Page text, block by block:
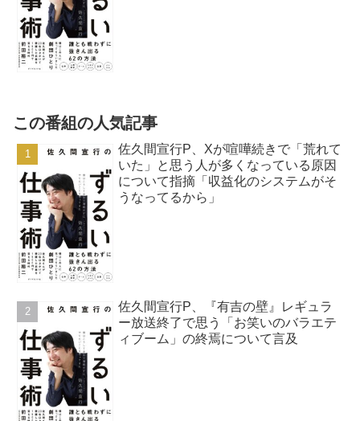
この番組の人気記事
佐久間宣行P、Xが喧嘩続きで「荒れて
いた」と思う人が多くなっている原因
について指摘「収益化のシステムがそ
うなってるから」
佐久間宣行P、『有吉の壁』レギュラ
ー放送終了で思う「お笑いのバラエテ
ィブーム」の終焉について言及